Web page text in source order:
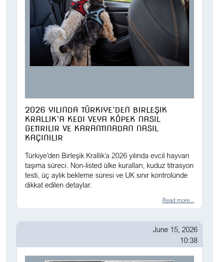
2026 YILINDA TÜRKIYE’DEN BIRLEŞIK
KRALLIK’A KEDI VEYA KÖPEK NASIL
GETIRILIR VE KARANTINADAN NASIL
KAÇINILIR
Türkiye’den Birleşik Krallık’a 2026 yılında evcil hayvan
taşıma süreci. Non-listed ülke kuralları, kuduz titrasyon
testi, üç aylık bekleme süresi ve UK sınır kontrolünde
dikkat edilen detaylar.
Read more...
June 15, 2026
10:38